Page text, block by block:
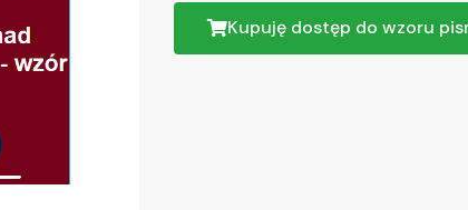
Kupuję dostęp do wzoru